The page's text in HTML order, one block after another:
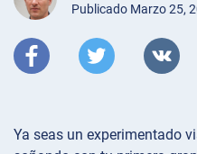
Publicado Marzo 25,
Ya seas un experimentado